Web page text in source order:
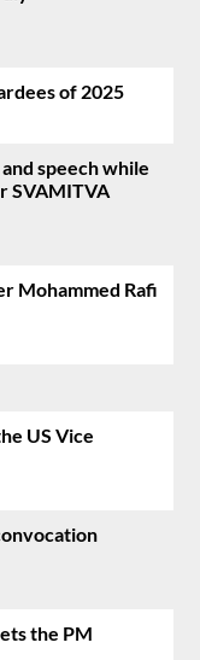
of 2025
speech while
SVAMITVA
Mohammed Rafi
US Vice
the PM